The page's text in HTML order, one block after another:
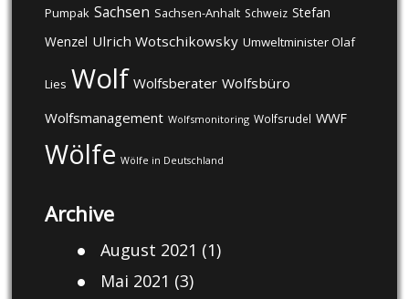
Pumpak Sachsen Sachsen-Anhalt Schweiz Stefan
Wenzel Ulrich Wotschikowsky Umweltminister Olaf
Lies Wolf Wolfsberater Wolfsbüro
Wolfsmanagement Wolfsmonitoring Wolfsrudel WWF
Wölfe Wölfe in Deutschland
Archive
August 2021 (1)
Mai 2021 (3)